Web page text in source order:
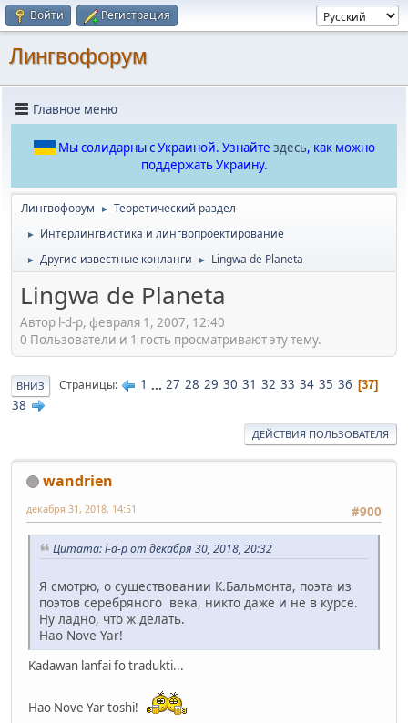
Войти Регистрация
Лингвофорум
Главное меню
Мы солидарны с Украиной. Узнайте здесь, как можно
поддержать Украину.
Лингвофорум ► Теоретический раздел
► Интерлингвистика и лингвопроектирование
► Другие известные конланги ► Lingwa de Planeta
Lingwa de Planeta
Автор l-d-p, февраля 1, 2007, 12:40
0 Пользователи и 1 гость просматривают эту тему.
ВНИЗ Страницы 1 ... 27 28 29 30 31 32 33 34 35 36 37
38
ДЕЙСТВИЯ ПОЛЬЗОВАТЕЛЯ
wandrien
#900
декабря 31, 2018, 14:51
Цитата: l-d-p от декабря 30, 2018, 20:32
Я смотрю, о существовании К.Бальмонта, поэта из
поэтов серебряного века, никто даже и не в курсе.
Ну ладно, что ж делать.
Hao Nove Yar!
Kadawan lanfai fo tradukti...
Hao Nove Yar toshi!